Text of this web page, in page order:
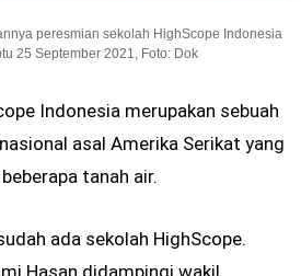
peresmian sekolah HighScope Indonesia
25 September 2021, Foto: Dok
Indonesia merupakan sebuah
asal Amerika Serikat yang
tanah air.
ada sekolah HighScope.
Hasan didampingi wakil